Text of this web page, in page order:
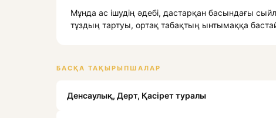
Мұнда ас ішудің әдебі, дастарқан басындағы
тұздың тартуы, ортақ табақтың ынтымаққа
БАСҚА ТАҚЫРЫПШАЛАР
Денсаулық, Дерт, Қасірет туралы